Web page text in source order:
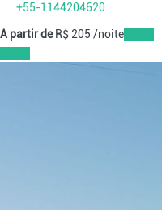
+55-1144204620
A partir deR$ 205 /noite